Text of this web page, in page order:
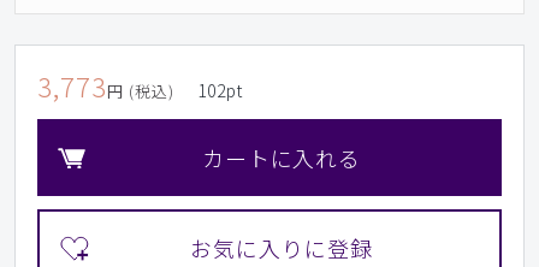
3,773円 (税込) 102pt
カートに入れる